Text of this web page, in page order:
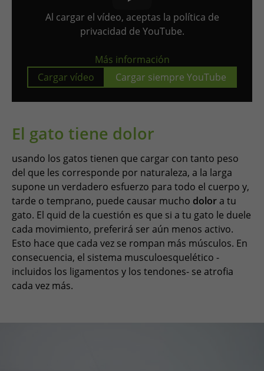
Al cargar el vídeo, aceptas la política de
privacidad de YouTube.
Más información
Cargar vídeo
Cargar siempre YouTube
El gato tiene dolor
usando los gatos tienen que cargar con tanto peso
del que les corresponde por naturaleza, a la larga
supone un verdadero esfuerzo para todo el cuerpo y,
tarde o temprano, puede causar mucho dolora tu
gato. El quid de la cuestión es que si a tu gato le duele
cada movimiento, preferirá ser aún menos activo.
Esto hace que cada vez se rompan más músculos. En
consecuencia, el sistema musculoesquelético -
incluidos los ligamentos y los tendones- se atrofia
cada vez más.